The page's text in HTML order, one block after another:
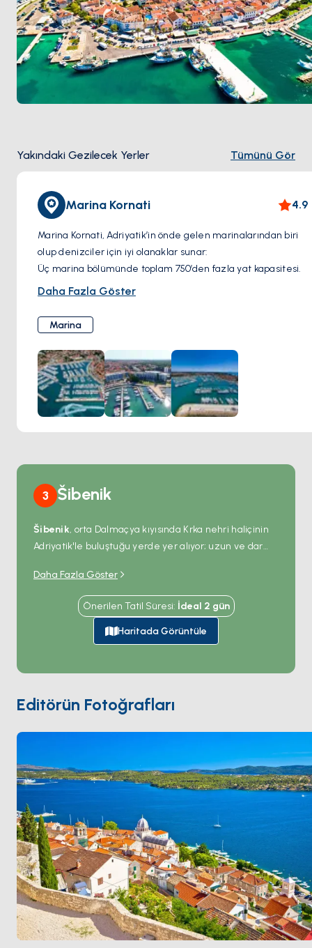
Yakındaki Gezilecek Yerler Tümünü Gör
Marina Kornati 4.9
Marina Kornati, Adriyatik’in önde gelen marinalarından biri
olup denizciler için iyi olanaklar sunar:
Üç marina bölümünde toplam 750’den fazla yat kapasitesi.
Bakım, onarım ve teknik destek dahil tam hizmet servisi.
Marina içindeki yakıt istasyonu ve atık bertaraf hizmetleri.
Modern duş ve tuvalet olanakları.
Marina kompleksi içinde restoran ve kafe seçenekleri.
Biograd şehir merkezine yürüme mesafesi.
Daha Fazla Göster
Marina
3 Šibenik
Šibenik, orta Dalmaçya kıyısında Krka nehri haliçinin
Adriyatik'le buluştuğu yerde yer alıyor; uzun ve dar
denizden korunaklı. Eski Şehir limanın arkasındaki dik
bir tepeye tırmanıyor ve kalbindeAziz Yakup
Katedraliyer alıyor — 15. yüzyıldan kalma üç nefli bir
kilise; tamamen harç kullanılmadan inşa edilmiş ve
dış cephesinde 71 oyma portre kafadan oluşan
taş tonozlu yapısı yaptı. Üç Rönesans kalesi kasabayı
çevreliyor. ŠibenikKrka Milli Parkı
Kornati Adaları'na bir saat. SezonNisan ile Ekim
Daha Fazla Göster
Önerilen Tatil Süresi: İdeal 2 gün
Haritada Görüntüle
Editörün Fotoğrafları